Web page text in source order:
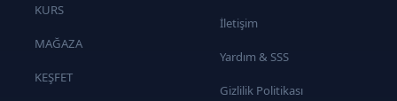
KURS
MAĞAZA
KEŞFET
İletişim
Yardım & SSS
Gizlilik Politikası